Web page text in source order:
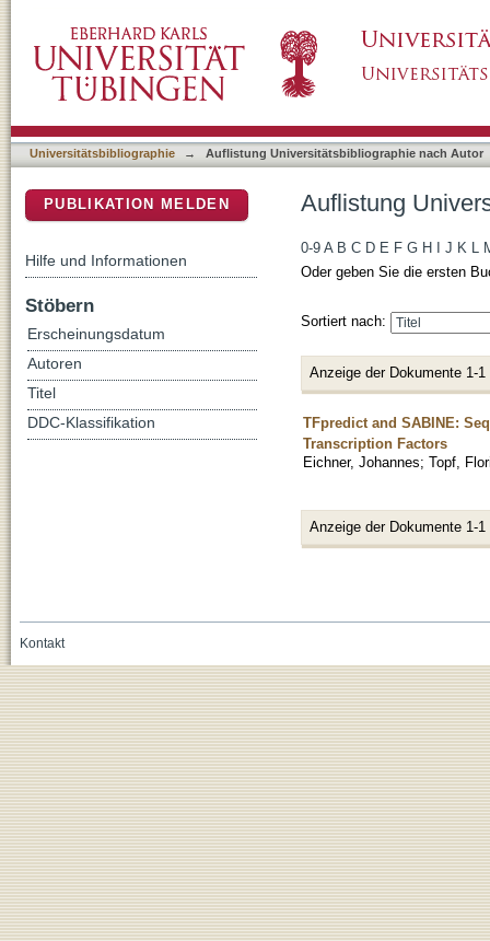
Universitätsbibliographie → Auflistung Universitätsbibliographie nach Autor
Auflistung
0-9 A B C D E F G H J K L
Oder geben Sie die ersten
Sortiert nach:
Anzeige der Dokumente 1-1
TFpredict and SABINE:
Transcription Factors
Eichner, Johannes; Topf,
Anzeige der Dokumente 1-1
PUBLIKATION MELDEN
Hilfe und Informationen
Stöbern
Erscheinungsdatum
Autoren
Titel
DDC-Klassifikation
Kontakt